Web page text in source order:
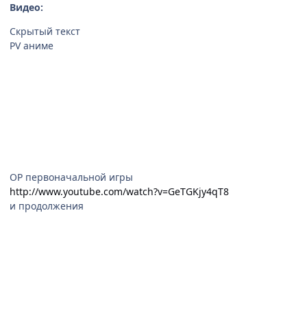
Видео:
Скрытый текст
PV аниме
OP первоначальной игры
http://www.youtube.com/watch?v=GeTGKjy4qT8
и продолжения